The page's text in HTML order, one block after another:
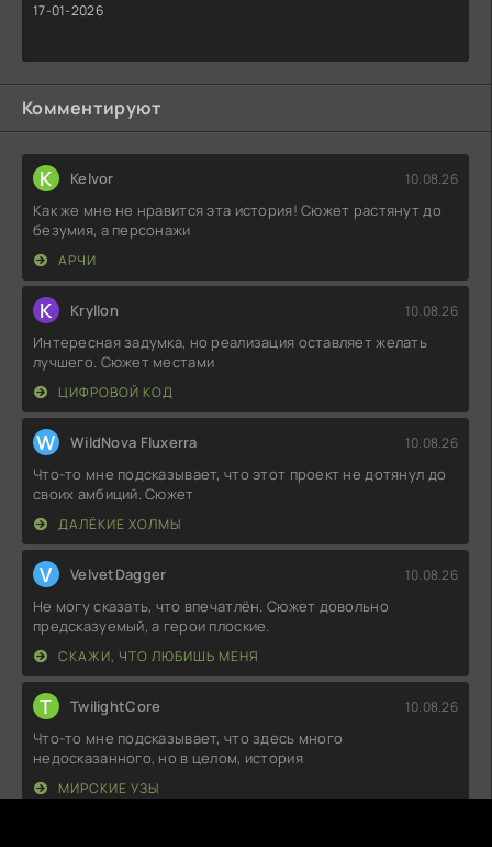
17-01-2026
Комментируют
K Kelvor 10.08.26
Как же мне не нравится эта история! Сюжет растянут до
безумия, а персонажи
АРЧИ
K Kryllon 10.08.26
Интересная задумка, но реализация оставляет желать
лучшего. Сюжет местами
ЦИФРОВОЙ КОД
W WildNova Fluxerra 10.08.26
Что-то мне подсказывает, что этот проект не дотянул до
своих амбиций. Сюжет
ДАЛЁКИЕ ХОЛМЫ
V VelvetDagger 10.08.26
Не могу сказать, что впечатлён. Сюжет довольно
предсказуемый, а герои плоские.
СКАЖИ, ЧТО ЛЮБИШЬ МЕНЯ
T TwilightCore 10.08.26
Что-то мне подсказывает, что здесь много
недосказанного, но в целом, история
МИРСКИЕ УЗЫ